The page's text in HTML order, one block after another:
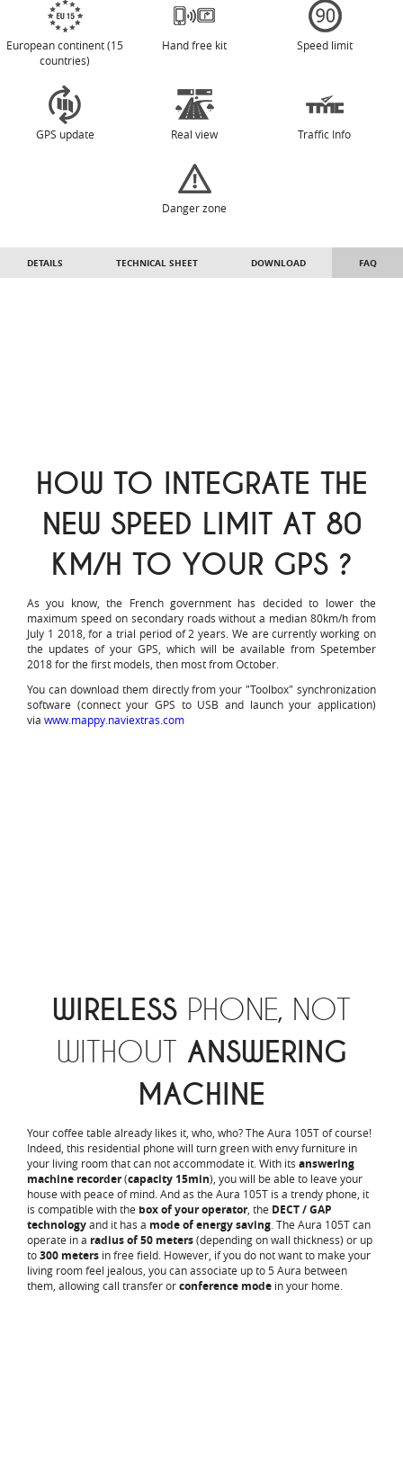
European continent (15
countries)
Hand free kit Speed limit
GPS update Real view Traffic Info
Danger zone
DETAILS TECHNICAL SHEET DOWNLOAD FAQ
HOW TO INTEGRATE THE
NEW SPEED LIMIT AT 80
KM/H TO YOUR GPS ?
As you know, the French government has decided to lower the
maximum speed on secondary roads without a median 80km/h from
July 1 2018, for a trial period of 2 years. We are currently working on
the updates of your GPS, which will be available from Spetember
2018 for the first models, then most from October.
You can download them directly from your "Toolbox" synchronization
software (connect your GPS to USB and launch your application)
via www.mappy.naviextras.com
WIRELESS PHONE, NOT
WITHOUT ANSWERING
MACHINE
Your coffee table already likes it, who, who? The Aura 105T of course!
Indeed, this residential phone will turn green with envy furniture in
your living room that can not accommodate it. With its answering
machine recorder(capacity 15min), you will be able to leave your
house with peace of mind. And as the Aura 105T is a trendy phone, it
is compatible with the box of your operator, the DECT / GAP
technologyand it has a mode of energy saving. The Aura 105T can
operate in a radius of 50 meters(depending on wall thickness) or up
to300 meters in free field. However, if you do not want to make your
living room feel jealous, you can associate up to 5 Aura between
them, allowing call transfer orconference mode in your home.